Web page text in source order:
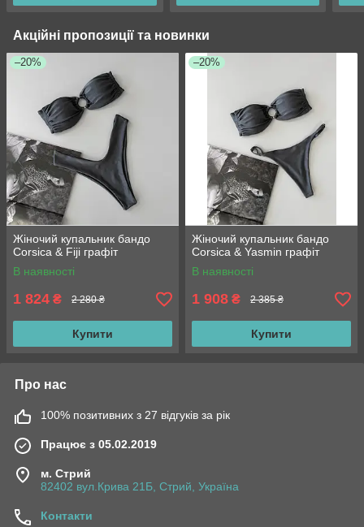
Акційні пропозиції та новинки
–20%
Жіночий купальник бандо
Corsica & Fiji графіт
В наявності
1 824 ₴ 2 280 ₴
Купити
–20%
Жіночий купальник бандо
Corsica & Yasmin графіт
В наявності
1 908 ₴ 2 385 ₴
Купити
Про нас
100% позитивних з 27 відгуків за рік
Працює з 05.02.2019
м. Стрий
82402 вул.Крива 21Б, Стрий, Україна
Контакти